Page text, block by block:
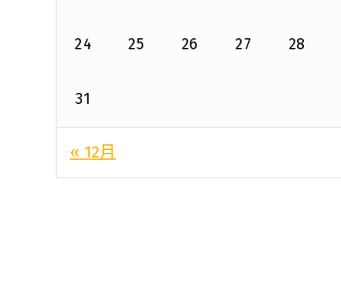
24 25 26 27 28
31
« 12月